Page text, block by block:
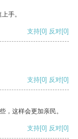
手。
支持[0] 反对[0]
支持[0] 反对[0]
，这样会更加亲民。
支持[0] 反对[0]